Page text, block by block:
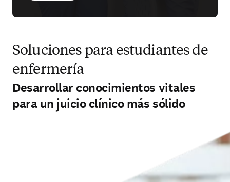
Soluciones para estudiantes de
enfermería
Desarrollar conocimientos vitales
para un juicio clínico más sólido